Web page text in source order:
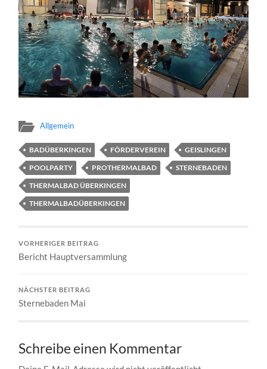
Allgemein
BADÜBERKINGEN FÖRDERVEREIN
GEISLINGEN
POOLPARTY
PROTHERMALBAD
STERNEBADEN
THERMALBAD ÜBERKINGEN
THERMALBADÜBERKINGEN
VORHERIGER BEITRAG
Bericht Hauptversammlung
NÄCHSTER BEITRAG
Sternebaden Mai
Schreibe einen Kommentar